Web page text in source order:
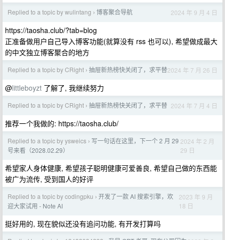
Replied to a topic by wulintang › 博客聚合导航 2024 年 9 月 4 日
https://taosha.club/?tab=blog
正准备做用户自己导入博客功能(就算没有 rss 也可以), 希望做成最大
的中文独立博客聚合的地方
Replied to a topic by CRight › 抽屉新热榜快关闭了，求平替2024 年 7 月 26 日
@littleboyzt 了解了, 我继续努力
Replied to a topic by CRight › 抽屉新热榜快关闭了，求平替 2024 年 7 月 4 日
推荐一个我做的: https://taosha.club/
Replied to a topic by ysweics › 写一句话在这里，下一个 2 月 29
号来看（2028.02.29）
2024 年 2 月
29 日
希望家人身体健康, 希望孩子聪明健康可爱善良, 希望自己做的东西能
被广为流传, 受到国人的好评
Replied to a topic by codingpku › 开发了一款 AI 搜索引擎，欢
迎大家试用 - Note AI
2023 年 9 月
18 日
挺好用的, 现在貌似还没有追问功能, 有开发打算吗